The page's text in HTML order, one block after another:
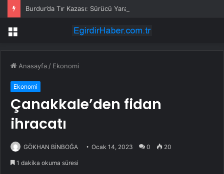
Burdur’da Tır Kazası: Sürücü Yaralandı
Menü
Anasayfa / Ekonomi
Ekonomi
Çanakkale’den fidan
ihracatı
GÖKHAN BİNBOĞA Ocak 14, 2023 0 20
1 dakika okuma süresi